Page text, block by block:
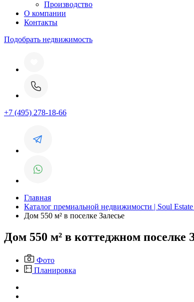
Производство
О компании
Контакты
Подобрать недвижимость
+7 (495) 278-18-66
Главная
Каталог премиальной недвижимости | Soul
Дом 550 м² в поселке Залесье
Дом 550 м² в коттеджном поселке
Фото
Планировка